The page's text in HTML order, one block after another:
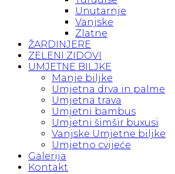
Unutarnje
Vanjske
Zlatne
ŽARDINJERE
ZELENI ZIDOVI
UMJETNE BILJKE
Manje biljke
Umjetna drva in palme
Umjetna trava
Umjetni bambus
Umjetni šimšir buxusi
Vanjske Umjetne biljke
Umjetno cvijeće
Galerija
Kontakt